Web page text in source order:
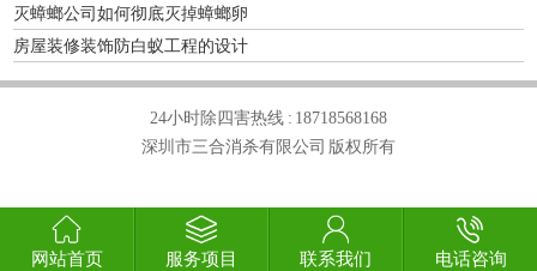
灭蟑螂公司如何彻底灭掉蟑螂卵
房屋装修装饰防白蚁工程的设计
24小时除四害热线 : 18718568168
深圳市三合消杀有限公司 版权所有
网站首页 服务项目 联系我们 电话咨询